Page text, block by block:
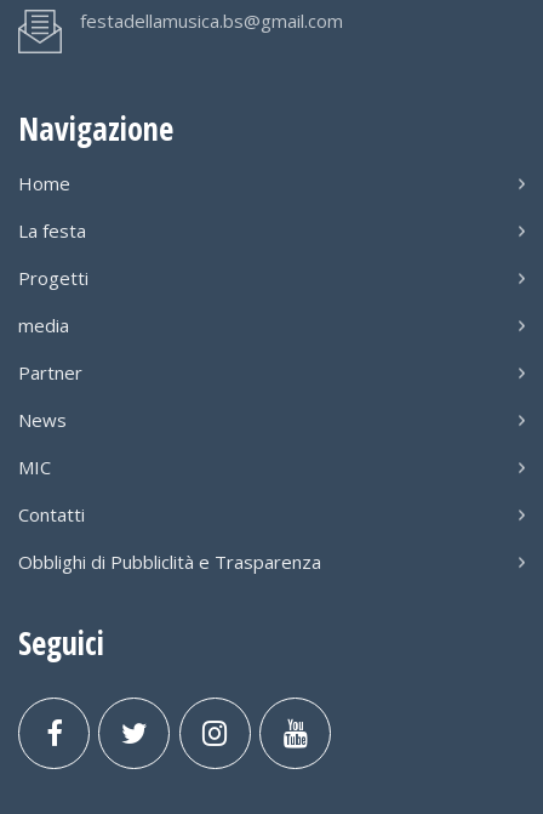
festadellamusica.bs@gmail.com
Navigazione
Home
La festa
Progetti
media
Partner
News
MIC
Contatti
Obblighi di Pubbliclità e Trasparenza
Seguici